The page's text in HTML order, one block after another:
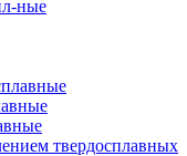
ные
твердосплавных